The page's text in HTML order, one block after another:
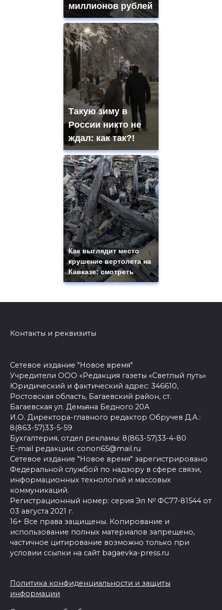
миллионов рублей
Такую зиму в
России никто не
ждал: как так?!
Как выглядит место
крушение вертолета на
Кавказе: смотреть
Контакты и реквизиты
Сетевое издание "Новое время"
Учредители ООО «Редакция газеты «Светлый путь»
Юридический и фактический адрес: 346610,
Ростовская область, Багаевский район, ст.
Багаевская ул. Демьяна Бедного 20А
И.О. Директора-главного редактор Обручев Д.А.:
8(863-57)33-5-59
Бухгалтерия, отдел рекламы: 8(863-57)33-4-80
E-mail редакции: conon65@mail.ru
Сетевое издание "Новое время" зарегистрировано
Федеральной службой по надзору в сфере связи,
информационных технологий и массовых
коммуникаций.
Регистрационный номер: серия Эл № ФС77-81544 от
03 августа 2021 г.
16+ Все права защищены. Копирование и
использование полных материалов запрещено,
частичное цитирование возможно только при
условии ссылки на сайт bagaevka-press.ru
Политика конфиденциальности и защиты
информации